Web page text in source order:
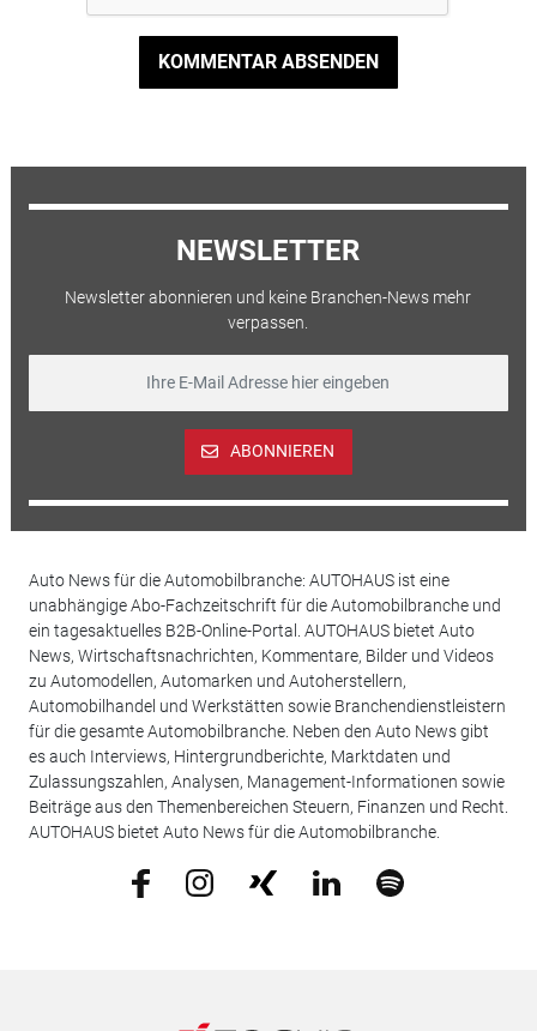
KOMMENTAR ABSENDEN
NEWSLETTER
Newsletter abonnieren und keine Branchen-News mehr
verpassen.
ABONNIEREN
Auto News für die Automobilbranche: AUTOHAUS ist eine
unabhängige Abo-Fachzeitschrift für die Automobilbranche und
ein tagesaktuelles B2B-Online-Portal. AUTOHAUS bietet Auto
News, Wirtschaftsnachrichten, Kommentare, Bilder und Videos
zu Automodellen, Automarken und Autoherstellern,
Automobilhandel und Werkstätten sowie Branchendienstleistern
für die gesamte Automobilbranche. Neben den Auto News gibt
es auch Interviews, Hintergrundberichte, Marktdaten und
Zulassungszahlen, Analysen, Management-Informationen sowie
Beiträge aus den Themenbereichen Steuern, Finanzen und Recht.
AUTOHAUS bietet Auto News für die Automobilbranche.